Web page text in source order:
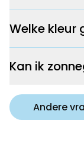
Welke kleur
Kan ik
Andere